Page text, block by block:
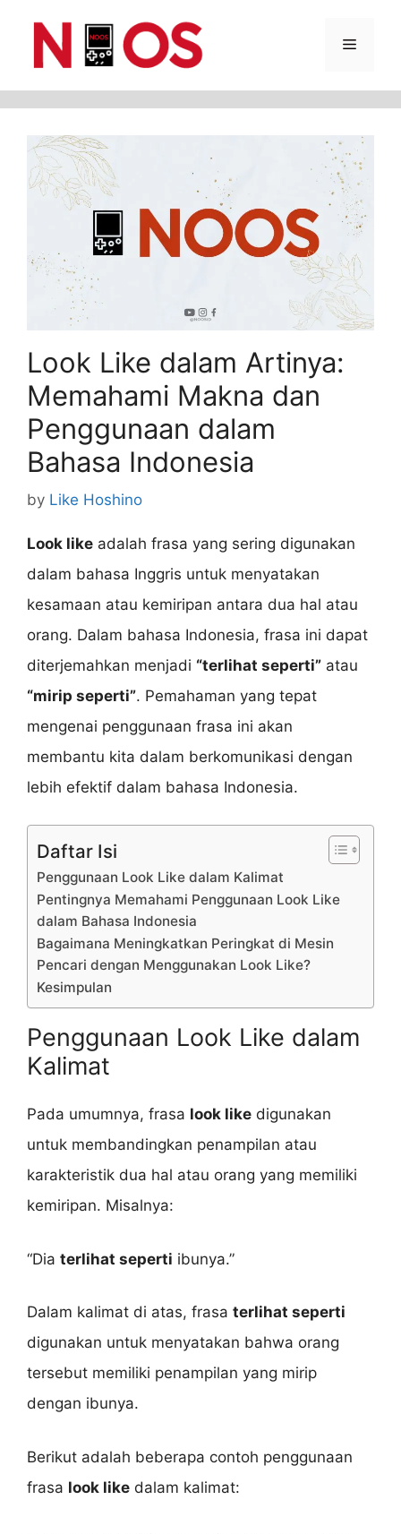
Menu
Look Like dalam Artinya:
Memahami Makna dan
Penggunaan dalam
Bahasa Indonesia
by Like Hoshino
Look like adalah frasa yang sering digunakan
dalam bahasa Inggris untuk menyatakan
kesamaan atau kemiripan antara dua hal atau
orang. Dalam bahasa Indonesia, frasa ini dapat
diterjemahkan menjadi “terlihat seperti” atau
“mirip seperti”. Pemahaman yang tepat
mengenai penggunaan frasa ini akan
membantu kita dalam berkomunikasi dengan
lebih efektif dalam bahasa Indonesia.
Daftar Isi
Penggunaan Look Like dalam Kalimat
Pentingnya Memahami Penggunaan Look Like
dalam Bahasa Indonesia
Bagaimana Meningkatkan Peringkat di Mesin
Pencari dengan Menggunakan Look Like?
Kesimpulan
Penggunaan Look Like dalam
Kalimat
Pada umumnya, frasa look like digunakan
untuk membandingkan penampilan atau
karakteristik dua hal atau orang yang memiliki
kemiripan. Misalnya:
“Dia terlihat seperti ibunya.”
Dalam kalimat di atas, frasa terlihat seperti
digunakan untuk menyatakan bahwa orang
tersebut memiliki penampilan yang mirip
dengan ibunya.
Berikut adalah beberapa contoh penggunaan
frasa look like dalam kalimat: